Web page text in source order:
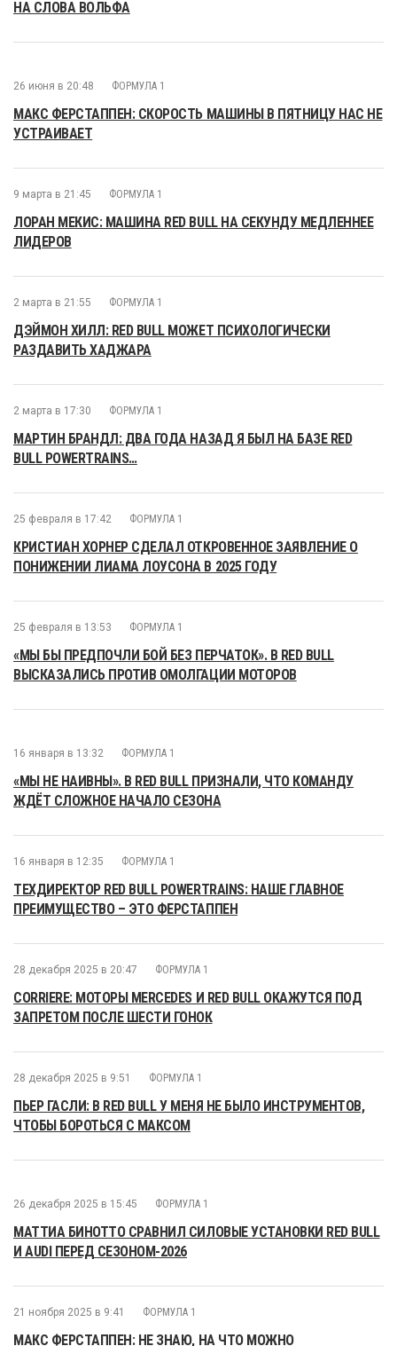
НА СЛОВА ВОЛЬФА
26 июня в 20:48 ФОРМУЛА 1
МАКС ФЕРСТАППЕН: СКОРОСТЬ МАШИНЫ В ПЯТНИЦУ НАС НЕ
УСТРАИВАЕТ
9 марта в 21:45 ФОРМУЛА 1
ЛОРАН МЕКИС: МАШИНА RED BULL НА СЕКУНДУ МЕДЛЕННЕЕ
ЛИДЕРОВ
2 марта в 21:55 ФОРМУЛА 1
ДЭЙМОН ХИЛЛ: RED BULL МОЖЕТ ПСИХОЛОГИЧЕСКИ
РАЗДАВИТЬ ХАДЖАРА
2 марта в 17:30 ФОРМУЛА 1
МАРТИН БРАНДЛ: ДВА ГОДА НАЗАД Я БЫЛ НА БАЗЕ RED
BULL POWERTRAINS…
25 февраля в 17:42 ФОРМУЛА 1
КРИСТИАН ХОРНЕР СДЕЛАЛ ОТКРОВЕННОЕ ЗАЯВЛЕНИЕ О
ПОНИЖЕНИИ ЛИАМА ЛОУСОНА В 2025 ГОДУ
25 февраля в 13:53 ФОРМУЛА 1
«МЫ БЫ ПРЕДПОЧЛИ БОЙ БЕЗ ПЕРЧАТОК». В RED BULL
ВЫСКАЗАЛИСЬ ПРОТИВ ОМОЛГАЦИИ МОТОРОВ
16 января в 13:32 ФОРМУЛА 1
«МЫ НЕ НАИВНЫ». В RED BULL ПРИЗНАЛИ, ЧТО КОМАНДУ
ЖДЁТ СЛОЖНОЕ НАЧАЛО СЕЗОНА
16 января в 12:35 ФОРМУЛА 1
ТЕХДИРЕКТОР RED BULL POWERTRAINS: НАШЕ ГЛАВНОЕ
ПРЕИМУЩЕСТВО – ЭТО ФЕРСТАППЕН
28 декабря 2025 в 20:47 ФОРМУЛА 1
CORRIERE: МОТОРЫ MERCEDES И RED BULL ОКАЖУТСЯ ПОД
ЗАПРЕТОМ ПОСЛЕ ШЕСТИ ГОНОК
28 декабря 2025 в 9:51 ФОРМУЛА 1
ПЬЕР ГАСЛИ: В RED BULL У МЕНЯ НЕ БЫЛО ИНСТРУМЕНТОВ,
ЧТОБЫ БОРОТЬСЯ С МАКСОМ
26 декабря 2025 в 15:45 ФОРМУЛА 1
МАТТИА БИНОТТО СРАВНИЛ СИЛОВЫЕ УСТАНОВКИ RED BULL
И AUDI ПЕРЕД СЕЗОНОМ-2026
21 ноября 2025 в 9:41 ФОРМУЛА 1
МАКС ФЕРСТАППЕН: НЕ ЗНАЮ, НА ЧТО МОЖНО